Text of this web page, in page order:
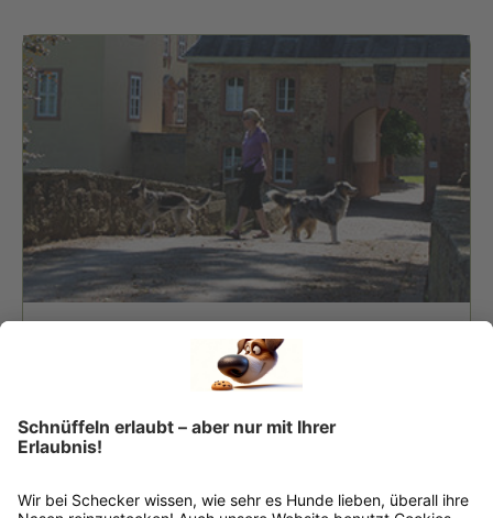
Urlaub mit Hund! Die Eifel
meine Mutter, „da fährt doch keiner hin. Oder?“
Ja, so kann man sich täuschen. Sie ist nämlich
Mehr dazu